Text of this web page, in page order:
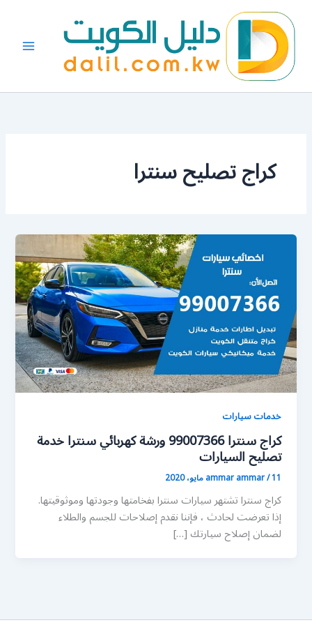
المحتوى
كراج تصليح سنترا
خدمات سيارات
كراج سنترا 99007366 ورشة كهربائي سنترا خدمة
تصليح السيارات
ammar ammar/11 مايو، 2020
كراج سنترا تشتهر سيارات سنترا بفخامتها وجودتها وموثوقيتها.
إذا تعرضت لحادث ، فإننا نقدم إصلاحات للجسم والطلاء
لضمان إصلاح سيارتك […]